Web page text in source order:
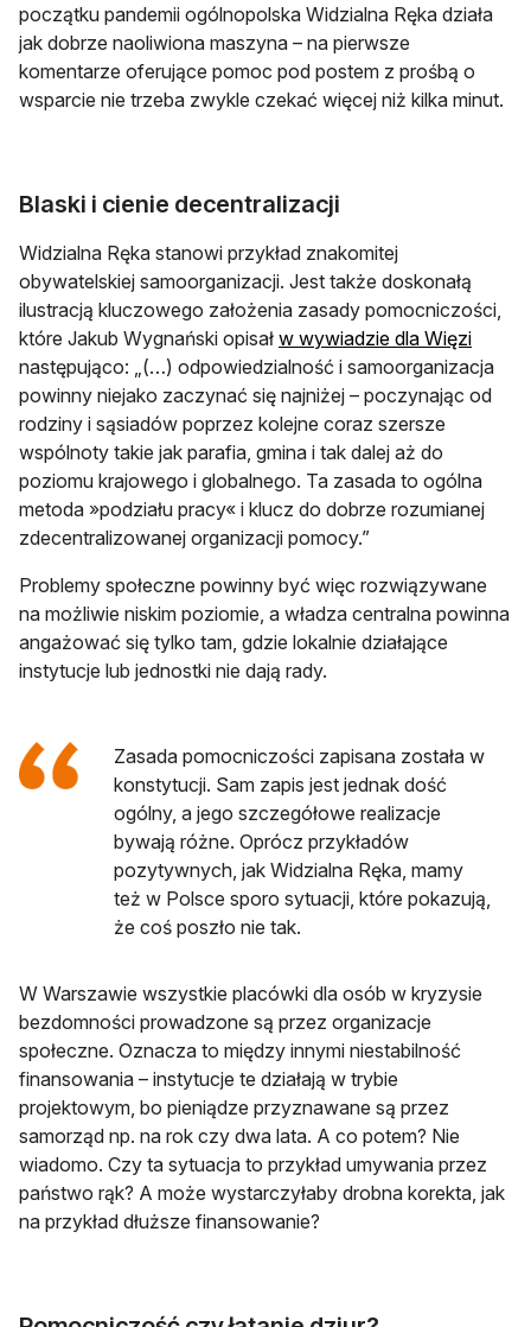
początku pandemii ogólnopolska Widzialna Ręka działa
jak dobrze naoliwiona maszyna – na pierwsze
komentarze oferujące pomoc pod postem z prośbą o
wsparcie nie trzeba zwykle czekać więcej niż kilka minut.
Blaski i cienie decentralizacji
Widzialna Ręka stanowi przykład znakomitej
obywatelskiej samoorganizacji. Jest także doskonałą
ilustracją kluczowego założenia zasady pomocniczości,
które Jakub Wygnański opisał w wywiadzie dla Więzi
następująco: „(…) odpowiedzialność i samoorganizacja
powinny niejako zaczynać się najniżej – poczynając od
rodziny i sąsiadów poprzez kolejne coraz szersze
wspólnoty takie jak parafia, gmina i tak dalej aż do
poziomu krajowego i globalnego. Ta zasada to ogólna
metoda »podziału pracy« i klucz do dobrze rozumianej
zdecentralizowanej organizacji pomocy.”
Problemy społeczne powinny być więc rozwiązywane
na możliwie niskim poziomie, a władza centralna powinna
angażować się tylko tam, gdzie lokalnie działające
instytucje lub jednostki nie dają rady.
Zasada pomocniczości zapisana została w
konstytucji. Sam zapis jest jednak dość
ogólny, a jego szczegółowe realizacje
bywają różne. Oprócz przykładów
pozytywnych, jak Widzialna Ręka, mamy
też w Polsce sporo sytuacji, które pokazują,
że coś poszło nie tak.
W Warszawie wszystkie placówki dla osób w kryzysie
bezdomności prowadzone są przez organizacje
społeczne. Oznacza to między innymi niestabilność
finansowania – instytucje te działają w trybie
projektowym, bo pieniądze przyznawane są przez
samorząd np. na rok czy dwa lata. A co potem? Nie
wiadomo. Czy ta sytuacja to przykład umywania przez
państwo rąk? A może wystarczyłaby drobna korekta, jak
na przykład dłuższe finansowanie?